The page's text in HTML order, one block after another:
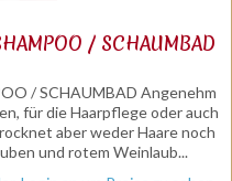
/ SCHAUMBAD
/ SCHAUMBAD Angenehm
für die Haarpflege oder auch
aber weder Haare noch
und rotem Weinlaub...